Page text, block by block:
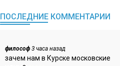
ПОСЛЕДНИЕ КОММЕНТАРИИ
философ 3 часа назад
зачем нам в Курске московские